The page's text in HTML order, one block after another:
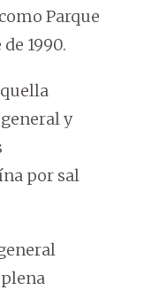
Parque
1990.
y
por sal